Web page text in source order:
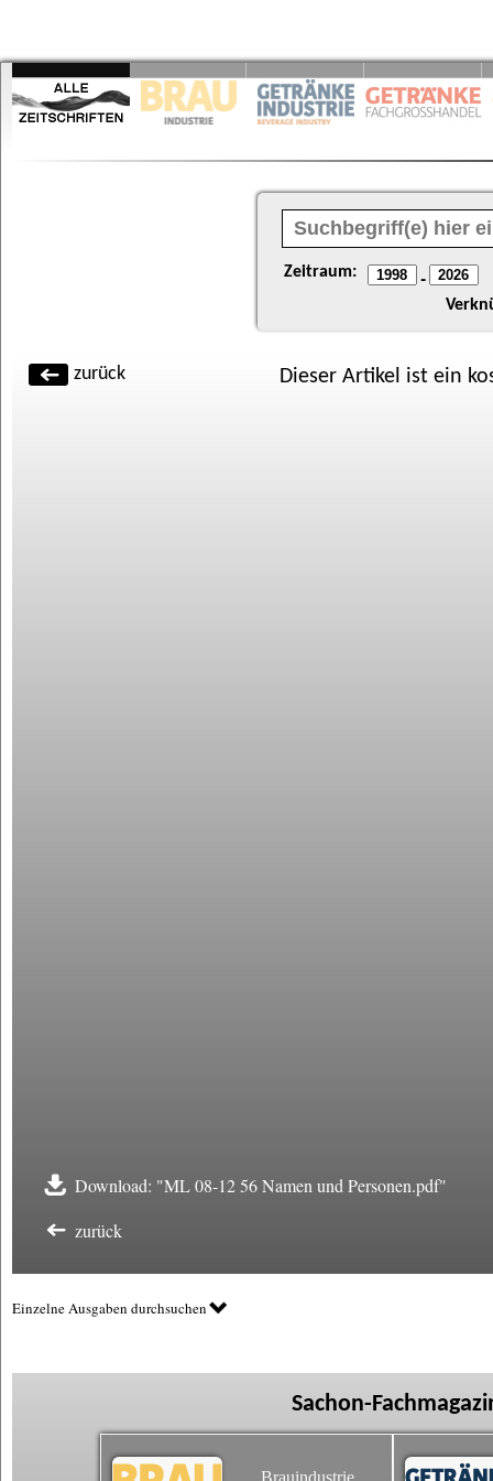
Zeitraum: -
zurück Dieser Artikel ist ein
Download: "ML 08-12 56 Namen und Personen.pdf"
zurück
Einzelne Ausgaben durchsuchen
Sachon-
Brauindustrie